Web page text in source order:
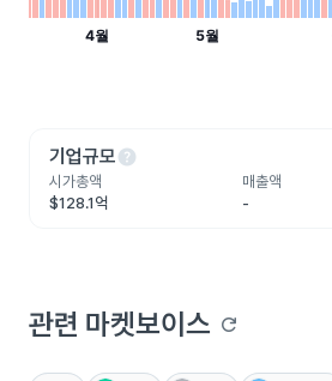
기업규모help
시가총액
$128.1억
매출액
-
관련 마켓보이스 refresh